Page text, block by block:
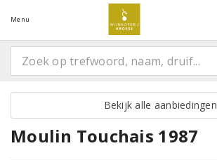
Menu
Bekijk alle aanbiedingen
Moulin Touchais 1987